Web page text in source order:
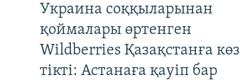
Украина соққыларынан
қоймалары өртенген
Wildberries Қазақстанға көз
тікті: Астанаға қауіп бар